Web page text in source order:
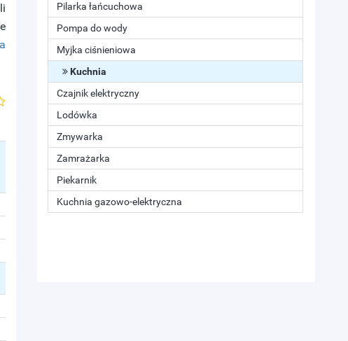
Pilarka łańcuchowa
Pompa do wody
Myjka ciśnieniowa
Kuchnia
Czajnik elektryczny
Lodówka
Zmywarka
Zamrażarka
Piekarnik
Kuchnia gazowo-elektryczna